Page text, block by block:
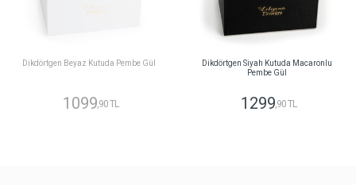
Dikdörtgen Beyaz Kutuda Pembe Gül
1099,90 TL
Dikdörtgen Siyah Kutuda Macaronlu
Pembe Gül
1299,90 TL